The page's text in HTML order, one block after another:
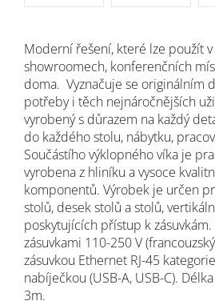
Moderní řešení, které lze použít
showroomech, konferenčních
doma. Vyznačuje se originálním
potřeby i těch nejnáročnějších
vyrobený s důrazem na každý
do každého stolu, nábytku,
Součástího výklopného víka je
vyrobena z hliníku a vysoce
komponentů. Výrobek je určen
stolů, desek stolů a stolů,
poskytujících přístup k zásuvkám.
zásuvkami 110-250 V
zásuvkou Ethernet RJ-45
nabíječkou (USB-A, USB-C).
3m.